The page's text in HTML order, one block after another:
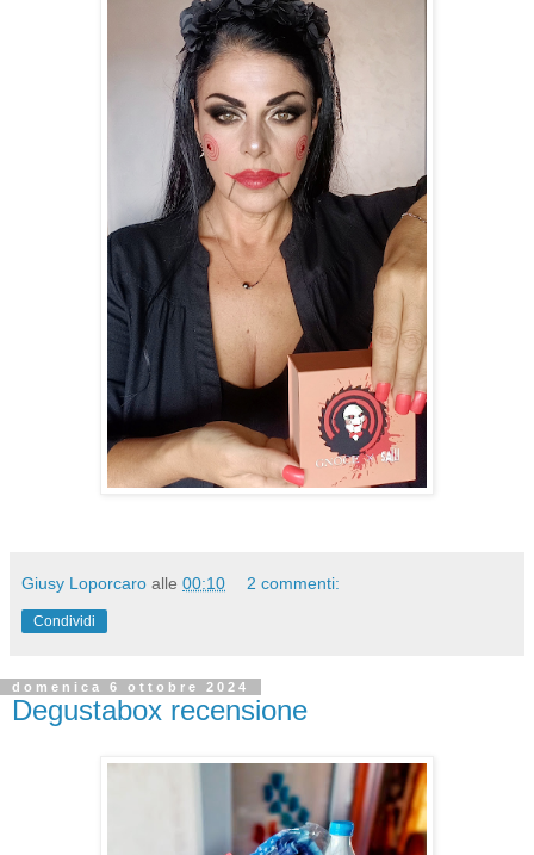
Giusy Loporcaro alle 00:10 2 commenti:
Condividi
domenica 6 ottobre 2024
Degustabox recensione